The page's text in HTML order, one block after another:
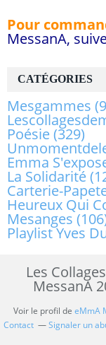
CATÉGORIES
Mesgammes
Poésie(329)
Emma
La Solidarité
Carterie-
Heureux Qui
Mesanges
Playlist Yves
Pour
MessanA,
Les
MessanA
Voir le profil de eMmA
Contact
Signaler un